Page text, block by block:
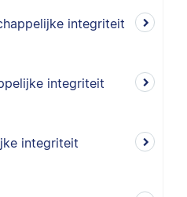
integriteit
integriteit
integriteit